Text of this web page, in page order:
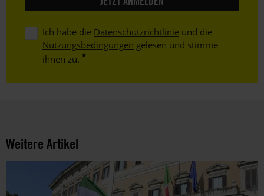
Ich habe die Datenschutzrichtlinie und die
Nutzungsbedingungen gelesen und stimme
ihnen zu.
Weitere Artikel